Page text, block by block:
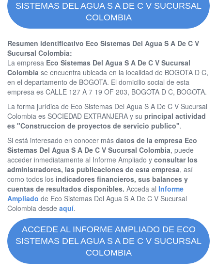
SISTEMAS DEL AGUA S A DE C V SUCURSAL
COLOMBIA
Resumen identificativo Eco Sistemas Del Agua S A De C V
Sucursal Colombia:
La empresa Eco Sistemas Del Agua S A De C V Sucursal
Colombia se encuentra ubicada en la localidad de BOGOTA D C,
en el departamento de BOGOTA. El domicilio social de esta
empresa es CALLE 127 A 7 19 OF 203, BOGOTA D C, BOGOTA.
La forma jurídica de Eco Sistemas Del Agua S A De C V Sucursal
Colombia es SOCIEDAD EXTRANJERA y su principal actividad
es "Construccion de proyectos de servicio publico".
Si está interesado en conocer más datos de la empresa Eco
Sistemas Del Agua S A De C V Sucursal Colombia, puede
acceder inmediatamente al Informe Ampliado y consultar los
administradores, las publicaciones de esta empresa, así
como todos los indicadores financieros, sus balances y
cuentas de resultados disponibles. Acceda al Informe
Ampliado de Eco Sistemas Del Agua S A De C V Sucursal
Colombia desde aquí.
ACCEDE AL INFORME AMPLIADO DE ECO
SISTEMAS DEL AGUA S A DE C V SUCURSAL
COLOMBIA